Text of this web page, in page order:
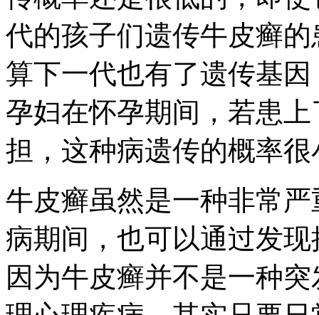
代的孩子们遗传牛皮癣
算下一代也有了遗传基
孕妇在怀孕期间，若患
担，这种病遗传的概率很
牛皮癣虽然是一种非常
病期间，也可以通过发
因为牛皮癣并不是一种